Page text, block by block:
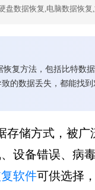
复方法，包括比特数
的数据丢失，都能找
存储方式，被
设备错误、病
软件可供选择